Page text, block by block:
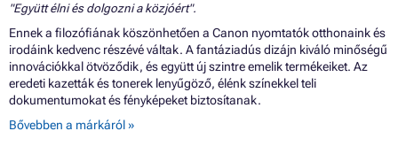
Patron CANON MULTIPASS MP700
Patron CANON MULTIPASS MP730
Patron CANON MULTIPASS S400
Patron CANON MULTIPASS S400SP
Patron CANON MULTIPASS S450
Patron CANON MULTIPASS S500
Patron CANON MULTIPASS S520
Patron CANON MULTIPASS S530
"Együtt élni és dolgozni a közjóért".
Ennek a filozófiának köszönhetően a Canon nyomtatók otthonaink és
irodáink kedvenc részévé váltak. A fantáziadús dizájn kiváló minőségű
innovációkkal ötvöződik, és együtt új szintre emelik termékeiket. Az
eredeti kazetták és tonerek lenyűgöző, élénk színekkel teli
dokumentumokat és fényképeket biztosítanak.
Bővebben a márkáról »